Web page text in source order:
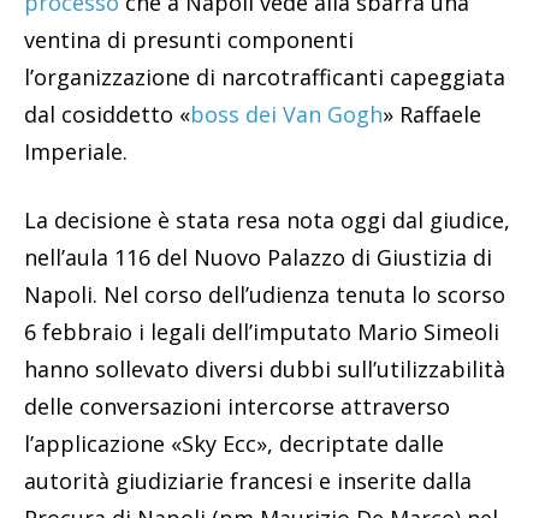
ventina di presunti componenti
l’organizzazione di narcotrafficanti capeggiata
dal cosiddetto «boss dei Van Gogh» Raffaele
Imperiale.
La decisione è stata resa nota oggi dal giudice,
nell’aula 116 del Nuovo Palazzo di Giustizia di
Napoli. Nel corso dell’udienza tenuta lo scorso
6 febbraio i legali dell’imputato Mario Simeoli
hanno sollevato diversi dubbi sull’utilizzabilità
delle conversazioni intercorse attraverso
l’applicazione «Sky Ecc», decriptate dalle
autorità giudiziarie francesi e inserite dalla